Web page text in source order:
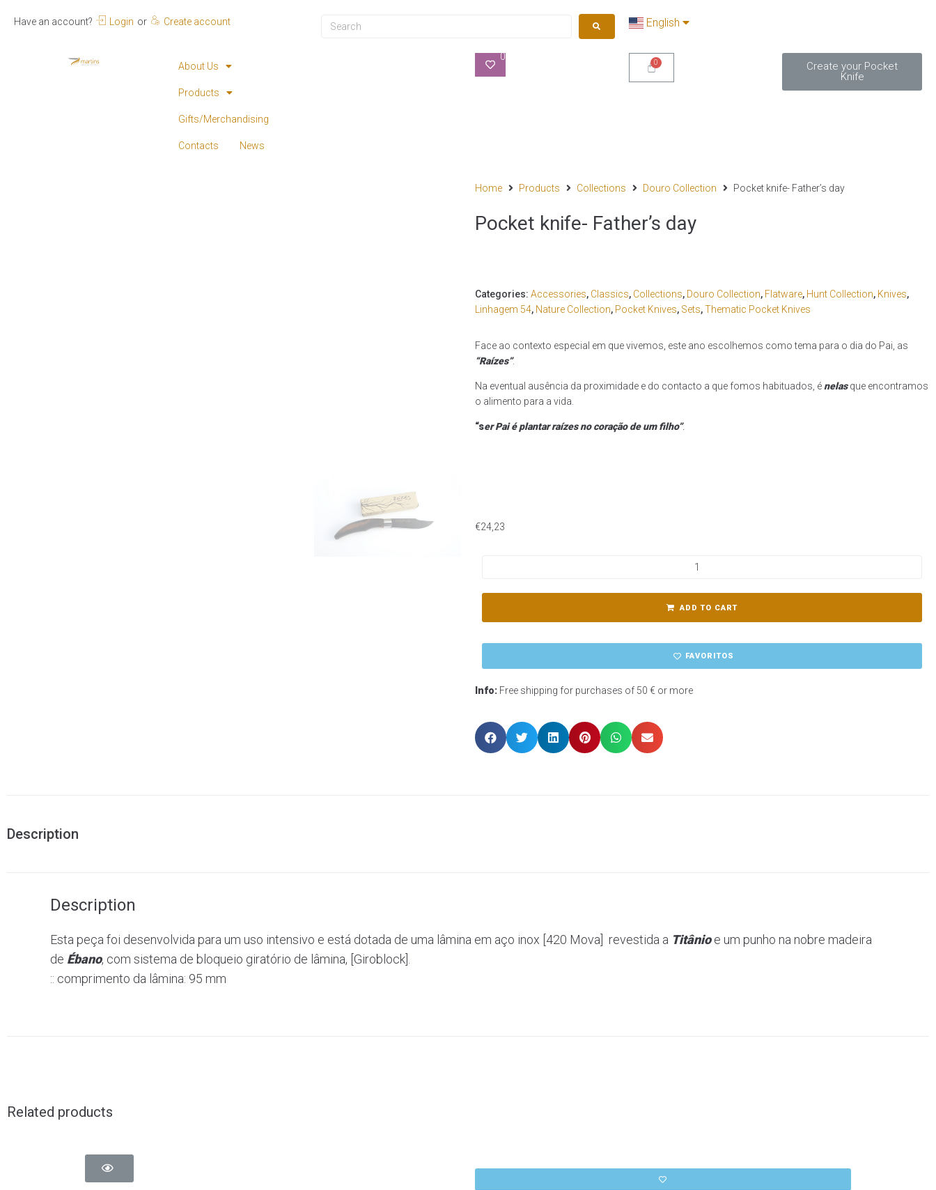
Have an account? Login or Create account English
About Us
Products
Gifts/Merchandising
Contacts News
0
Create your Pocket
Knife
Home Products Collections Douro Collection Pocket knife- Father’s day
Pocket knife- Father’s day
Categories: Accessories, Classics, Collections, Douro Collection, Flatware, Hunt Collection, Knives,
Linhagem 54, Nature Collection, Pocket Knives, Sets,Thematic Pocket Knives
Face ao contexto especial em que vivemos, este ano escolhemos como tema para o dia do Pai, as
“Raízes”.
Na eventual ausência da proximidade e do contacto a que fomos habituados, é nelas que encontramos
o alimento para a vida.
“ser Pai é plantar raízes no coração de um filho”.
€24,23
ADD TO CART
FAVORITOS
Info: Free shipping for purchases of 50 € or more
Description
Description
Esta peça foi desenvolvida para um uso intensivo e está dotada de uma lâmina em aço inox [420 Mova] revestida a Titânioe um punho na nobre madeira
de Ébano, com sistema de bloqueio giratório de lâmina, [Giroblock].
:: comprimento da lâmina: 95 mm
Related products